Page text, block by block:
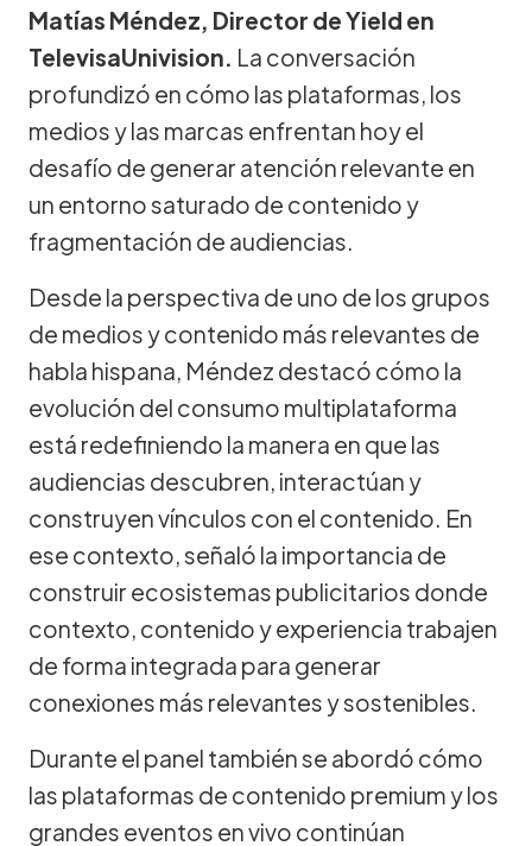
Matías Méndez, Director de Yield en
TelevisaUnivision. La conversación
profundizó en cómo las plataformas, los
medios y las marcas enfrentan hoy el
desafío de generar atención relevante en
un entorno saturado de contenido y
fragmentación de audiencias.
Desde la perspectiva de uno de los grupos
de medios y contenido más relevantes de
habla hispana, Méndez destacó cómo la
evolución del consumo multiplataforma
está redefiniendo la manera en que las
audiencias descubren, interactúan y
construyen vínculos con el contenido. En
ese contexto, señaló la importancia de
construir ecosistemas publicitarios donde
contexto, contenido y experiencia trabajen
de forma integrada para generar
conexiones más relevantes y sostenibles.
Durante el panel también se abordó cómo
las plataformas de contenido premium y los
grandes eventos en vivo continúan